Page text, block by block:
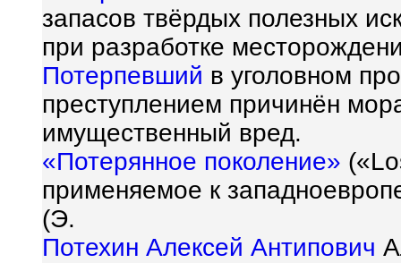
запасов твёрдых полезных
при разработке
Потерпевший в уголовном
преступлением причинён
имущественный вред.
«Потерянное поколение»
применяемое к
(Э.
Потехин Алексей Антипович